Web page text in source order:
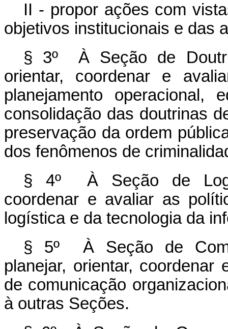
II - propor ações com
objetivos institucionais e das
§ 3º À Seção de
orientar, coordenar e
planejamento
consolidação das doutrinas
preservação da ordem
dos fenômenos de
§ 4º À Seção de
coordenar e avaliar as
logística e da tecnologia da
§ 5º À Seção de
planejar, orientar,
de comunicação
à outras Seções.